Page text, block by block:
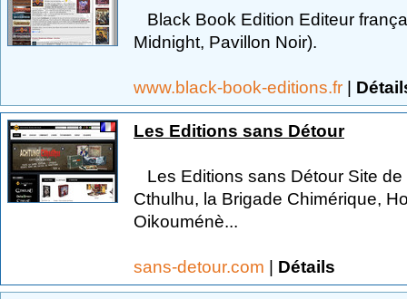
Black Book Edition Editeur
Midnight, Pavillon Noir).
www.black-book-editions.fr |
Les Editions sans Détour
Les Editions sans Détour Site
Cthulhu, la Brigade Chimérique,
Oikouménè...
sans-detour.com | Détails